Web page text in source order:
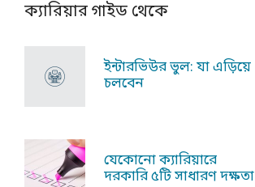
ক্যারিয়ার গাইড থেকে
ইন্টারভিউর ভুল: যা এড়িয়ে
চলবেন
যেকোনো ক্যারিয়ারে
দরকারি ৫টি সাধারণ দক্ষতা